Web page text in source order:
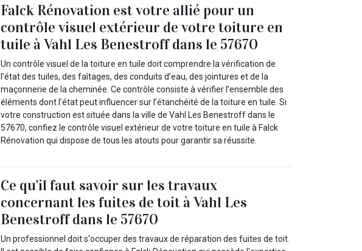
Falck Rénovation est votre allié pour un
contrôle visuel extérieur de votre toiture en
tuile à Vahl Les Benestroff dans le 57670
Un contrôle visuel de la toiture en tuile doit comprendre la vérification de
l’état des tuiles, des faîtages, des conduits d’eau, des jointures et de la
maçonnerie de la cheminée. Ce contrôle consiste à vérifier l’ensemble des
éléments dont l’état peut influencer sur l’étanchéité de la toiture en tuile. Si
votre construction est située dans la ville de Vahl Les Benestroff dans le
57670, confiez le contrôle visuel extérieur de votre toiture en tuile à Falck
Rénovation qui dispose de tous les atouts pour garantir sa réussite.
Ce qu'il faut savoir sur les travaux
concernant les fuites de toit à Vahl Les
Benestroff dans le 57670
Un professionnel doit s'occuper des travaux de réparation des fuites de toit.